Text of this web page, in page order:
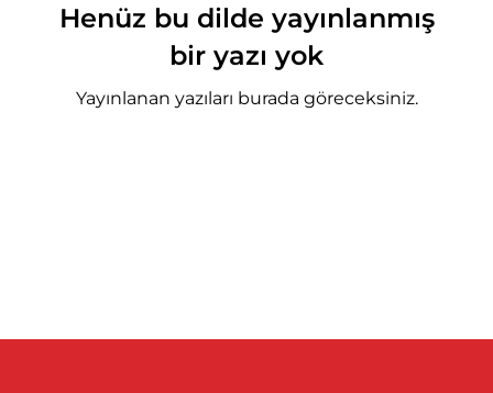
Henüz bu dilde yayınlanmış
bir yazı yok
Yayınlanan yazıları burada göreceksiniz.